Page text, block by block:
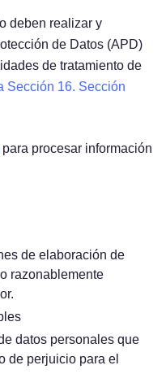
deben realizar y
de Datos (APD)
de tratamiento de
Sección 16. Sección
para procesar información
de elaboración de
razonablemente
datos personales que
de perjuicio para el